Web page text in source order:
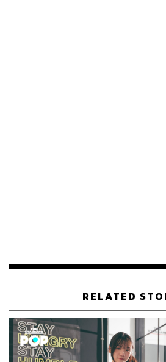
เราจึงอยากรู้ว่าเนื้อหา-ความหม
พิม:สำหรับเพลงKiss Me! (ให้ฉันได้
กับ JYP Publishing แล้วก็มีพี่ฮาย-ธั
Paper Planes มาช่วยแปลเนื้อเพล
RELATED